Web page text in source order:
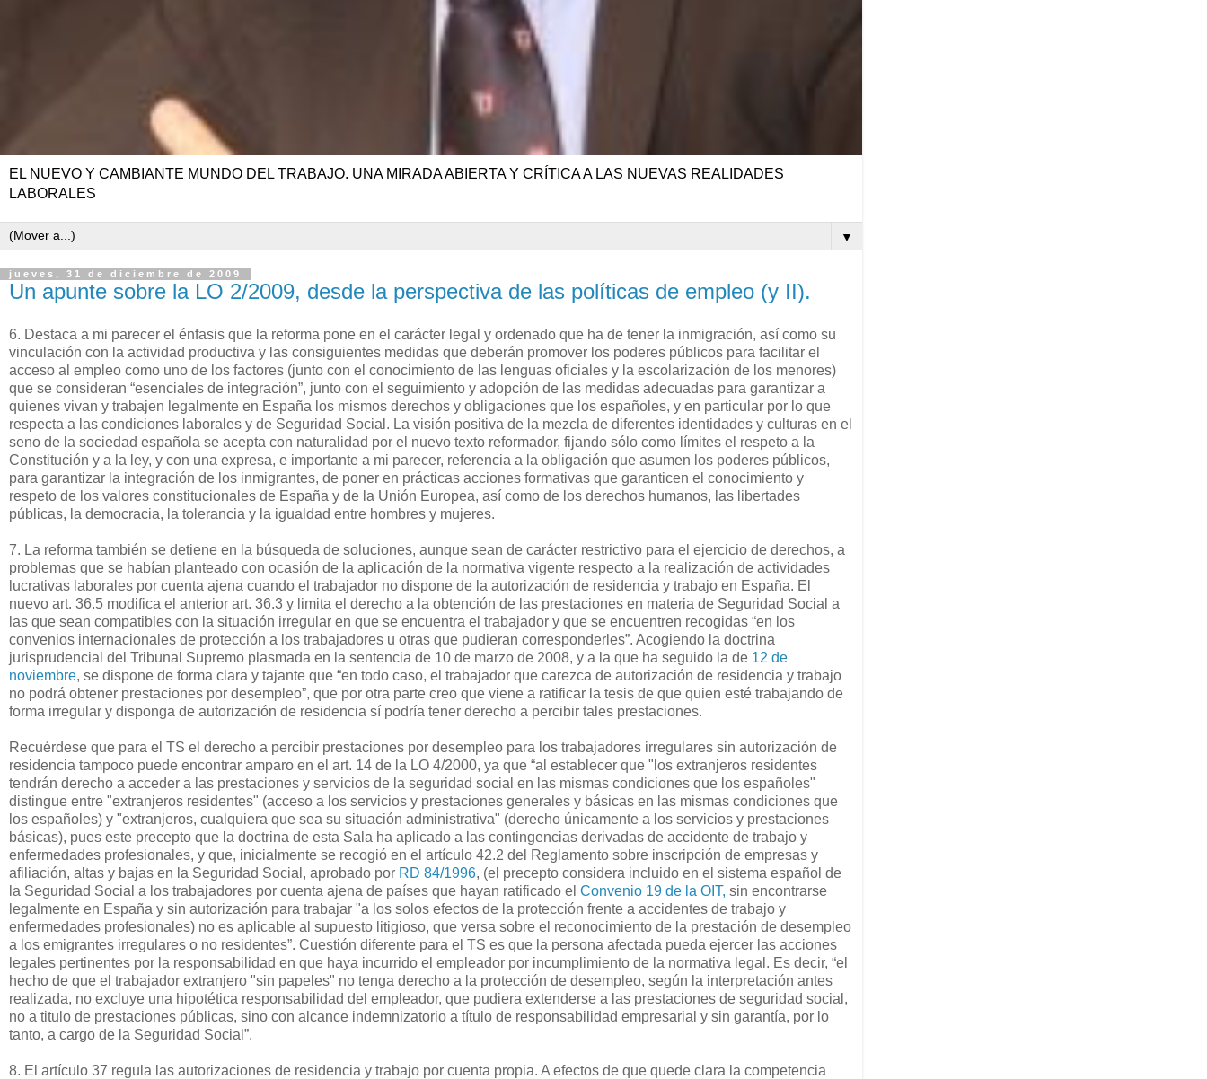
EL NUEVO Y CAMBIANTE MUNDO DEL TRABAJO. UNA MIRADA ABIERTA Y CRÍTICA A LAS NUEVAS REALIDADES
LABORALES
▼
jueves, 31 de diciembre de 2009
Un apunte sobre la LO 2/2009, desde la perspectiva de las políticas de empleo (y II).
6. Destaca a mi parecer el énfasis que la reforma pone en el carácter legal y ordenado que ha de tener la inmigración, así como su
vinculación con la actividad productiva y las consiguientes medidas que deberán promover los poderes públicos para facilitar el
acceso al empleo como uno de los factores (junto con el conocimiento de las lenguas oficiales y la escolarización de los menores)
que se consideran “esenciales de integración”, junto con el seguimiento y adopción de las medidas adecuadas para garantizar a
quienes vivan y trabajen legalmente en España los mismos derechos y obligaciones que los españoles, y en particular por lo que
respecta a las condiciones laborales y de Seguridad Social. La visión positiva de la mezcla de diferentes identidades y culturas en el
seno de la sociedad española se acepta con naturalidad por el nuevo texto reformador, fijando sólo como límites el respeto a la
Constitución y a la ley, y con una expresa, e importante a mi parecer, referencia a la obligación que asumen los poderes públicos,
para garantizar la integración de los inmigrantes, de poner en prácticas acciones formativas que garanticen el conocimiento y
respeto de los valores constitucionales de España y de la Unión Europea, así como de los derechos humanos, las libertades
públicas, la democracia, la tolerancia y la igualdad entre hombres y mujeres.
7. La reforma también se detiene en la búsqueda de soluciones, aunque sean de carácter restrictivo para el ejercicio de derechos, a
problemas que se habían planteado con ocasión de la aplicación de la normativa vigente respecto a la realización de actividades
lucrativas laborales por cuenta ajena cuando el trabajador no dispone de la autorización de residencia y trabajo en España. El
nuevo art. 36.5 modifica el anterior art. 36.3 y limita el derecho a la obtención de las prestaciones en materia de Seguridad Social a
las que sean compatibles con la situación irregular en que se encuentra el trabajador y que se encuentren recogidas “en los
convenios internacionales de protección a los trabajadores u otras que pudieran corresponderles”. Acogiendo la doctrina
jurisprudencial del Tribunal Supremo plasmada en la sentencia de 10 de marzo de 2008, y a la que ha seguido la de 12 de
noviembre, se dispone de forma clara y tajante que “en todo caso, el trabajador que carezca de autorización de residencia y trabajo
no podrá obtener prestaciones por desempleo”, que por otra parte creo que viene a ratificar la tesis de que quien esté trabajando de
forma irregular y disponga de autorización de residencia sí podría tener derecho a percibir tales prestaciones.
Recuérdese que para el TS el derecho a percibir prestaciones por desempleo para los trabajadores irregulares sin autorización de
residencia tampoco puede encontrar amparo en el art. 14 de la LO 4/2000, ya que “al establecer que "los extranjeros residentes
tendrán derecho a acceder a las prestaciones y servicios de la seguridad social en las mismas condiciones que los españoles"
distingue entre "extranjeros residentes" (acceso a los servicios y prestaciones generales y básicas en las mismas condiciones que
los españoles) y "extranjeros, cualquiera que sea su situación administrativa" (derecho únicamente a los servicios y prestaciones
básicas), pues este precepto que la doctrina de esta Sala ha aplicado a las contingencias derivadas de accidente de trabajo y
enfermedades profesionales, y que, inicialmente se recogió en el artículo 42.2 del Reglamento sobre inscripción de empresas y
afiliación, altas y bajas en la Seguridad Social, aprobado por RD 84/1996, (el precepto considera incluido en el sistema español de
la Seguridad Social a los trabajadores por cuenta ajena de países que hayan ratificado el Convenio 19 de la OIT, sin encontrarse
legalmente en España y sin autorización para trabajar "a los solos efectos de la protección frente a accidentes de trabajo y
enfermedades profesionales) no es aplicable al supuesto litigioso, que versa sobre el reconocimiento de la prestación de desempleo
a los emigrantes irregulares o no residentes”. Cuestión diferente para el TS es que la persona afectada pueda ejercer las acciones
legales pertinentes por la responsabilidad en que haya incurrido el empleador por incumplimiento de la normativa legal. Es decir, “el
hecho de que el trabajador extranjero "sin papeles" no tenga derecho a la protección de desempleo, según la interpretación antes
realizada, no excluye una hipotética responsabilidad del empleador, que pudiera extenderse a las prestaciones de seguridad social,
no a titulo de prestaciones públicas, sino con alcance indemnizatorio a título de responsabilidad empresarial y sin garantía, por lo
tanto, a cargo de la Seguridad Social”.
8. El artículo 37 regula las autorizaciones de residencia y trabajo por cuenta propia. A efectos de que quede clara la competencia